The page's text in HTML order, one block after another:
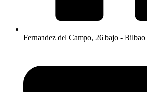
Fernandez del Campo, 26 bajo - Bilbao